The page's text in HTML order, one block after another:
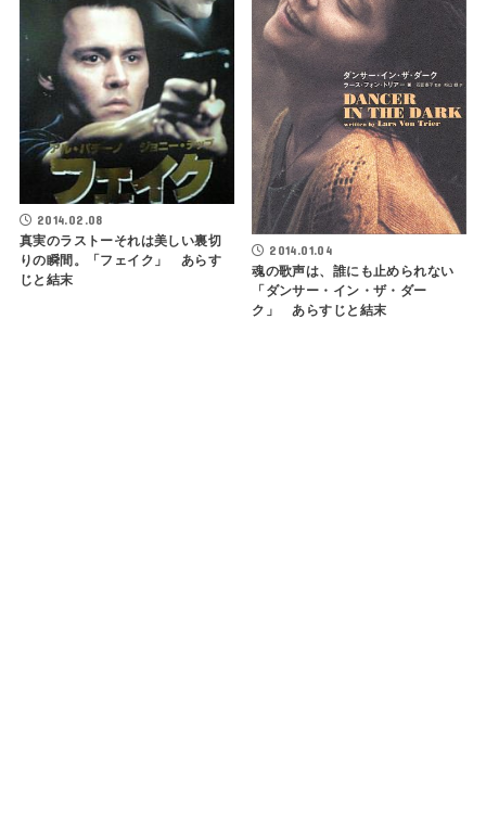
2014.02.08
真実のラストーそれは美しい裏切
りの瞬間。「フェイク」 あらす
じと結末
2014.01.04
魂の歌声は、誰にも止められない
「ダンサー・イン・ザ・ダー
ク」 あらすじと結末